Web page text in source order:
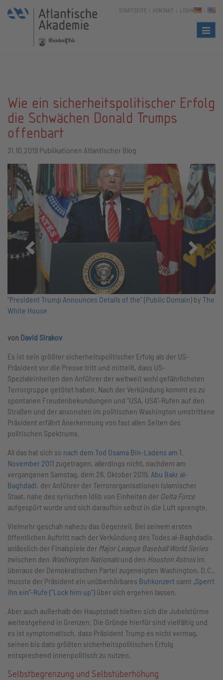
STARTSEITE KONTAKT LOGIN
Wie ein sicherheitspolitischer Erfolg
die Schwächen Donald Trumps
offenbart
31.10.2019 Publikationen Atlantischer Blog
"President Trump Announces Details of the" (Public Domain) by The
White House
Zurück Vor
von David Sirakov
Es ist sein größter sicherheitspolitischer Erfolg als der US-
Präsident vor die Presse tritt und mitteilt, dass US-
Spezialeinheiten den Anführer der weltweit wohl gefährlichsten
Terrorgruppe getötet haben. Nach der Verkündung kommt es zu
spontanen Freudenbekundungen und "USA, USA"-Rufen auf den
Straßen und der ansonsten im politischen Washington umstrittene
Präsident erfährt Anerkennung von fast allen Seiten des
politischen Spektrums.
All das hat sich so nach dem Tod Osama Bin-Ladens am 1.
November 2011 zugetragen, allerdings nicht, nachdem am
vergangenen Samstag, dem 26. Oktober 2019, Abu Bakr al-
Baghdadi, der Anführer der Terrororganisationen Islamischer
Staat, nahe des syrischen Idlib von Einheiten der Delta Force
aufgespürt wurde und sich daraufhin selbst in die Luft sprengte.
Vielmehr geschah nahezu das Gegenteil. Bei seinem ersten
öffentlichen Auftritt nach der Verkündung des Todes al-Baghdadis
anlässlich der Finalspiele der Major League Baseball World Series
zwischen den Washington Nationalsund den Houston Astrosim
überaus der Demokratischen Partei zugeneigten Washington, D.C.,
musste der Präsident ein unüberhörbares Buhkonzert samt „Sperrt
ihn ein“-Rufe ("Lock him up") über sich ergehen lassen.
Aber auch außerhalb der Hauptstadt hielten sich die Jubelstürme
weitestgehend in Grenzen. Die Gründe hierfür sind vielfältig und
es ist symptomatisch, dass Präsident Trump es nicht vermag,
seinen bis dato größten sicherheitspolitischen Erfolg
entsprechend innenpolitisch zu nutzen.
Selbstbegrenzung und Selbstüberhöhung